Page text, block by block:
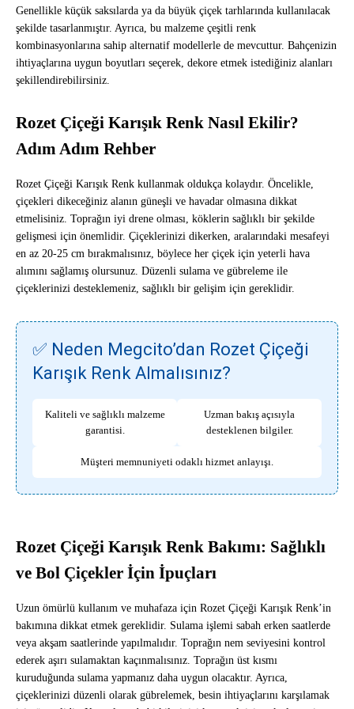
Genellikle küçük saksılarda ya da büyük çiçek tarhlarında kullanılacak
şekilde tasarlanmıştır. Ayrıca, bu malzeme çeşitli renk
kombinasyonlarına sahip alternatif modellerle de mevcuttur. Bahçenizin
ihtiyaçlarına uygun boyutları seçerek, dekore etmek istediğiniz alanları
şekillendirebilirsiniz.
Rozet Çiçeği Karışık Renk Nasıl Ekilir?
Adım Adım Rehber
Rozet Çiçeği Karışık Renk kullanmak oldukça kolaydır. Öncelikle,
çiçekleri dikeceğiniz alanın güneşli ve havadar olmasına dikkat
etmelisiniz. Toprağın iyi drene olması, köklerin sağlıklı bir şekilde
gelişmesi için önemlidir. Çiçeklerinizi dikerken, aralarındaki mesafeyi
en az 20-25 cm bırakmalısınız, böylece her çiçek için yeterli hava
alımını sağlamış olursunuz. Düzenli sulama ve gübreleme ile
çiçeklerinizi desteklemeniz, sağlıklı bir gelişim için gereklidir.
✅ Neden Megcito’dan Rozet Çiçeği
Karışık Renk Almalısınız?
Kaliteli ve sağlıklı malzeme
garantisi.
Uzman bakış açısıyla
desteklenen bilgiler.
Müşteri memnuniyeti odaklı hizmet anlayışı.
Rozet Çiçeği Karışık Renk Bakımı: Sağlıklı
ve Bol Çiçekler İçin İpuçları
Uzun ömürlü kullanım ve muhafaza için Rozet Çiçeği Karışık Renk’in
bakımına dikkat etmek gereklidir. Sulama işlemi sabah erken saatlerde
veya akşam saatlerinde yapılmalıdır. Toprağın nem seviyesini kontrol
ederek aşırı sulamaktan kaçınmalısınız. Toprağın üst kısmı
kuruduğunda sulama yapmanız daha uygun olacaktır. Ayrıca,
çiçeklerinizi düzenli olarak gübrelemek, besin ihtiyaçlarını karşılamak